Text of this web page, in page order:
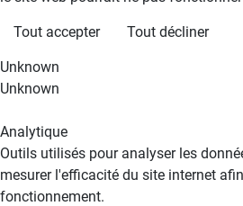
Tout accepter Tout décliner
Unknown
Unknown
Analytique
Outils utilisés pour analyser les
mesurer l'efficacité du site internet
fonctionnement.